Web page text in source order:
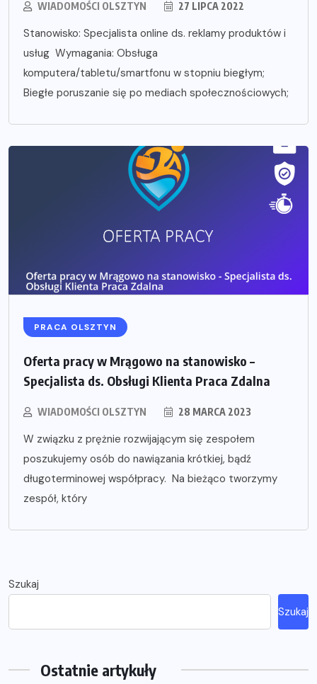
WIADOMOŚCI OLSZTYN 27 LIPCA 2022
Stanowisko: Specjalista online ds. reklamy produktów i
usług Wymagania: Obsługa
komputera/tabletu/smartfonu w stopniu biegłym;
Biegłe poruszanie się po mediach społecznościowych;
PRACA OLSZTYN
Oferta pracy w Mrągowo na stanowisko –
Specjalista ds. Obsługi Klienta Praca Zdalna
WIADOMOŚCI OLSZTYN 28 MARCA 2023
W związku z prężnie rozwijającym się zespołem
poszukujemy osób do nawiązania krótkiej, bądź
długoterminowej współpracy. Na bieżąco tworzymy
zespół, który
Szukaj
Szukaj
Ostatnie artykuły